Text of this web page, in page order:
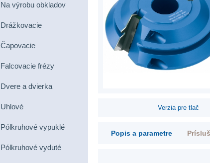
Na výrobu obkladov
Drážkovacie
Čapovacie
Falcovacie frézy
Dvere a dvierka
Uhlové
Pólkruhové vypuklé
Pólkruhové vyduté
Verzia pre tlač
Popis a parametre